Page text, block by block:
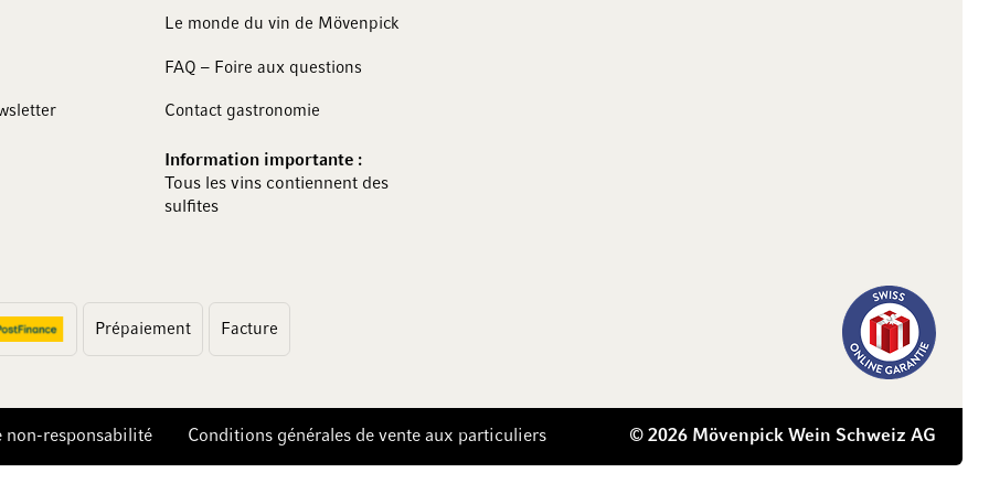
Le monde du vin de Mövenpick
FAQ – Foire aux questions
Contact gastronomie
Information importante :
Tous les vins contiennent des
sulfites
Prépaiement Facture
© 2026 Mövenpick Wein Schweiz AG
non-responsabilité Conditions générales de vente aux particuliers